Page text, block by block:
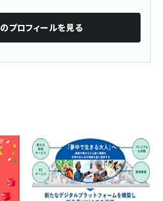
のプロフィールを見る